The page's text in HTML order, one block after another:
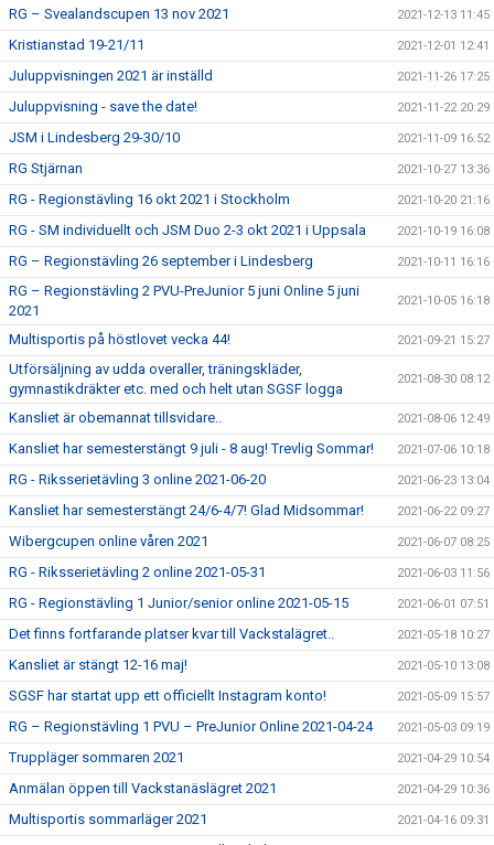
RG – Svealandscupen 13 nov 2021 2021-12-13 11:45
Kristianstad 19-21/11 2021-12-01 12:41
Juluppvisningen 2021 är inställd 2021-11-26 17:25
Juluppvisning - save the date! 2021-11-22 20:29
JSM i Lindesberg 29-30/10 2021-11-09 16:52
RG Stjärnan 2021-10-27 13:36
RG - Regionstävling 16 okt 2021 i Stockholm 2021-10-20 21:16
RG - SM individuellt och JSM Duo 2-3 okt 2021 i Uppsala 2021-10-19 16:08
RG – Regionstävling 26 september i Lindesberg 2021-10-11 16:16
RG – Regionstävling 2 PVU-PreJunior 5 juni Online 5 juni
2021
2021-10-05 16:18
Multisportis på höstlovet vecka 44! 2021-09-21 15:27
Utförsäljning av udda overaller, träningskläder,
gymnastikdräkter etc. med och helt utan SGSF logga
2021-08-30 08:12
Kansliet är obemannat tillsvidare.. 2021-08-06 12:49
Kansliet har semesterstängt 9 juli - 8 aug! Trevlig Sommar! 2021-07-06 10:18
RG - Riksserietävling 3 online 2021-06-20 2021-06-23 13:04
Kansliet har semesterstängt 24/6-4/7! Glad Midsommar! 2021-06-22 09:27
Wibergcupen online våren 2021 2021-06-07 08:25
RG - Riksserietävling 2 online 2021-05-31 2021-06-03 11:56
RG - Regionstävling 1 Junior/senior online 2021-05-15 2021-06-01 07:51
Det finns fortfarande platser kvar till Vackstalägret.. 2021-05-18 10:27
Kansliet är stängt 12-16 maj! 2021-05-10 13:08
SGSF har startat upp ett officiellt Instagram konto! 2021-05-09 15:57
RG – Regionstävling 1 PVU – PreJunior Online 2021-04-24 2021-05-03 09:19
Truppläger sommaren 2021 2021-04-29 10:54
Anmälan öppen till Vackstanäslägret 2021 2021-04-29 10:36
Multisportis sommarläger 2021 2021-04-16 09:31